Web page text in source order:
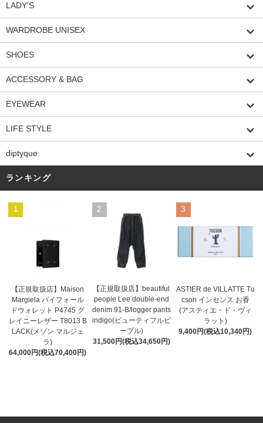
LADY'S
WARDROBE UNISEX
SHOES
ACCESSORY & BAG
EYEWEAR
LIFE STYLE
diptyque
ランキング
1
【正規取扱店】Maison
Margiela バイフォール
ドウォレット P4745 グ
レイニーレザー T8013 B
LACK(メゾン マルジェ
ラ)
64,000円(税込70,400円)
2
【正規取扱店】beautiful
people Lee double-end
denim 91-B/logger pants
indigo(ビューティフルピ
ープル)
31,500円(税込34,650円)
3
ASTIER de VILLATTE Tu
cson インセンス お香
(アスティエ・ド・ヴィ
ラット)
9,400円(税込10,340円)